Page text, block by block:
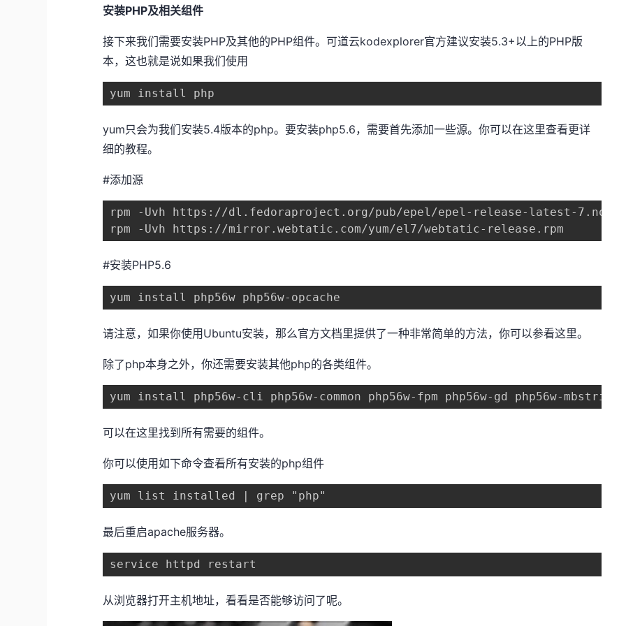
安装PHP及相关组件
接下来我们需要安装PHP及其他的PHP组件。可道云kodexplorer官方建议安装5.3+以上的PHP版
本，这也就是说如果我们使用
yum install php
yum只会为我们安装5.4版本的php。要安装php5.6，需要首先添加一些源。你可以在这里查看更详
细的教程。
#添加源
rpm -Uvh https://dl.fedoraproject.org/pub/epel/epel-release-latest-
rpm -Uvh https://mirror.webtatic.com/yum/el7/webtatic-release.rpm
#安装PHP5.6
yum install php56w php56w-opcache
请注意，如果你使用Ubuntu安装，那么官方文档里提供了一种非常简单的方法，你可以参看这里。
除了php本身之外，你还需要安装其他php的各类组件。
yum install php56w-cli php56w-common php56w-fpm php56w-gd php56w-mbstring
可以在这里找到所有需要的组件。
你可以使用如下命令查看所有安装的php组件
yum list installed | grep "php"
最后重启apache服务器。
service httpd restart
从浏览器打开主机地址，看看是否能够访问了呢。